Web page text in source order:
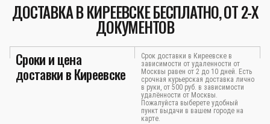
ДОСТАВКА В КИРЕЕВСКЕ БЕСПЛАТНО, ОТ 2-Х
ДОКУМЕНТОВ
Сроки и цена
доставки в Киреевске
Срок доставки в Киреевске в
зависимости от удаленности от
Москвы равен от 2 до 10 дней. Есть
срочная курьерская доставка лично
в руки, от 500 руб. в зависимости
удалённости от Москвы.
Пожалуйста выберете удобный
пункт выдачи в вашем городе на
карте.